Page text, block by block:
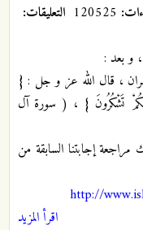
التعليقات:
، و بعد :
، قال الله عز و جل : {
لَعَلَّكُمْ تَشْكُرُونَ } ، ( سورة آل
إجابتنا السابقة من
http://
اقرأ المزيد